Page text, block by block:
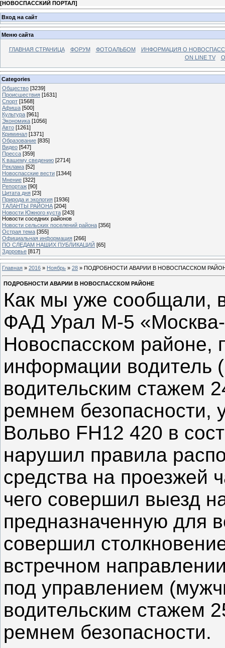
[НОВОСПАССКИЙ ПОРТАЛ]
Вход на сайт
Меню сайта
ГЛАВНАЯ СТРАНИЦА ФОРУМ ФОТОАЛЬБОМ
ИНФОРМАЦИЯ О
ON LINE TV
Categories
Общество [3239]
Происшествия [1631]
Спорт [1568]
Афиша [500]
Культура [961]
Экономика [1056]
Авто [1261]
Криминал [1371]
Образование [835]
Видео [547]
Пресса [359]
К вашему сведению [2714]
Реклама [52]
Новоспасские вести [1344]
Мнение [322]
Репортаж [90]
Цитата дня [23]
Природа и экология [1936]
ТАЛАНТЫ РАЙОНА [204]
Новости Южного куста [243]
Новости соседних районов
Новости сельских поселений района [356]
Острая тема [355]
Официальная информация [266]
ПО СЛЕДАМ НАШИХ ПУБЛИКАЦИЙ [65]
Здоровье [817]
Главная » 2016 » Ноябрь » 28 » ПОДРОБНОСТИ АВАРИИ В НОВОСПАССКОМ
ПОДРОБНОСТИ АВАРИИ В НОВОСПАССКОМ РАЙОНЕ
Как мы уже сообщали,
ФАД Урал М-5
Новоспасском районе,
информации водитель
водительским стажем
ремнем безопасности,
Вольво FH12 420 в
нарушил правила
средства на проезжей
чего совершил выезд
предназначенную для
совершил
встречном
под управлением
водительским стажем
ремнем безопасности.